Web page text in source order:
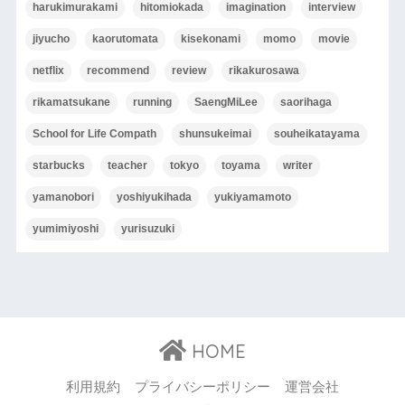
harukimurakami hitomiokada imagination interview
jiyucho kaorutomata kisekonami momo movie
netflix recommend review rikakurosawa
rikamatsukane running SaengMiLee saorihaga
School for Life Compath shunsukeimai souheikatayama
starbucks teacher tokyo toyama writer
yamanobori yoshiyukihada yukiyamamoto
yumimiyoshi yurisuzuki
HOME
利用規約 プライバシーポリシー
運営会社